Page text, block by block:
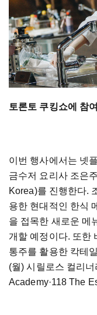
토론토 쿠킹쇼에 참
이번 행사에서는 넷
금수저 요리사 조은
Korea)를 진행한다.
용한 현대적인 한식
을 접목한 새로운 메
개할 예정이다. 또한
통주를 활용한 칵테
(월) 시릴로스 컬리
Academy·118 The